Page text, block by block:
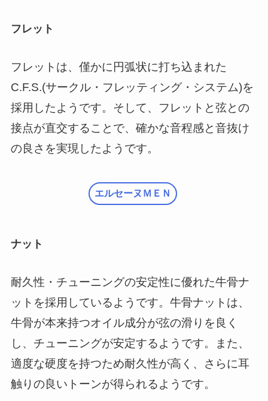
フレット
フレットは、僅かに円弧状に打ち込まれた
C.F.S.(サークル・フレッティング・システム)を
採用したようです。そして、フレットと弦との
接点が直交することで、確かな音程感と音抜け
の良さを実現したようです。
エルセーヌＭＥＮ
ナット
耐久性・チューニングの安定性に優れた牛骨ナ
ットを採用しているようです。牛骨ナットは、
牛骨が本来持つオイル成分が弦の滑りを良く
し、チューニングが安定するようです。また、
適度な硬度を持つため耐久性が高く、さらに耳
触りの良いトーンが得られるようです。